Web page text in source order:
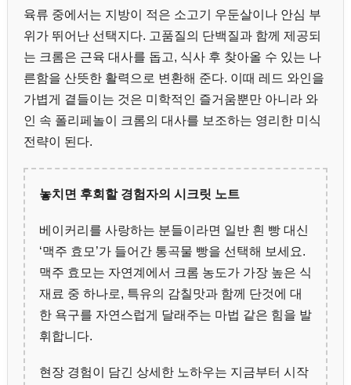
육류 중에서는 지방이 적은 소고기 우둔살이나 안심 부
위가 뛰어난 선택지다. 고품질의 단백질과 함께 제공되
는 크롬은 근육 대사를 돕고, 식사 후 찾아올 수 있는 나
른함을 산뜻한 활력으로 변환해 준다. 이때 레드 와인을
가볍게 곁들이는 것은 미학적인 즐거움뿐만 아니라 와
인 속 폴리페놀이 크롬의 대사를 보조하는 영리한 미식
전략이 된다.
놓치면 후회할 경험자의 시크릿 노트
베이커리를 사랑하는 분들이라면 일반 흰 빵 대신
‘맥주 효모’가 들어간 통곡물 빵을 선택해 보세요.
맥주 효모는 자연계에서 크롬 농도가 가장 높은 식
재료 중 하나로, 특유의 감칠맛과 함께 단것에 대
한 욕구를 자연스럽게 달래주는 마법 같은 힘을 발
휘합니다.
현장 경험이 담긴 상세한 노하우는 지금부터 시작